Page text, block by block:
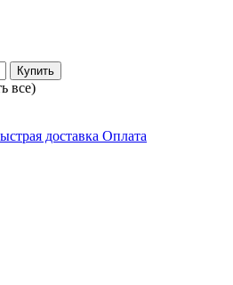
Купить
все)
доставка Оплата